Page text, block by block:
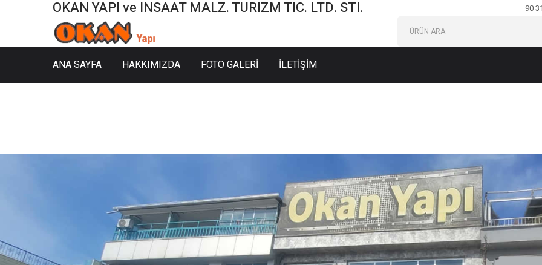
OKAN YAPI ve INSAAT MALZ. TURIZM TIC. LTD. STI. 90
ANA SAYFA HAKKIMIZDA FOTO GALERİ İLETİŞİM